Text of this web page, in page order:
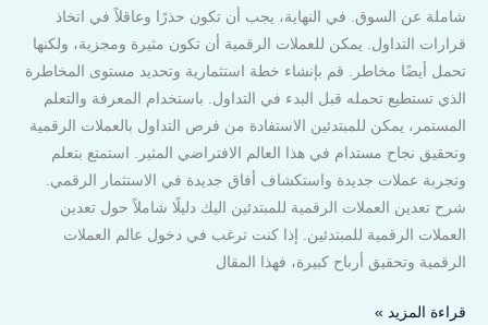
شاملة عن السوق. في النهاية، يجب أن تكون حذرًا وعاقلاً في اتخاذ
قرارات التداول. يمكن للعملات الرقمية أن تكون مثيرة ومجزية، ولكنها
تحمل أيضًا مخاطر. قم بإنشاء خطة استثمارية وتحديد مستوى المخاطرة
الذي تستطيع تحمله قبل البدء في التداول. باستخدام المعرفة والتعلم
المستمر، يمكن للمبتدئين الاستفادة من فرص التداول بالعملات الرقمية
وتحقيق نجاح مستدام في هذا العالم الافتراضي المثير. استمتع بتعلم
وتجربة عملات جديدة واستكشاف أفاق جديدة في الاستثمار الرقمي.
شرح تعدين العملات الرقمية للمبتدئين اليك دليلًا شاملاً حول تعدين
العملات الرقمية للمبتدئين. إذا كنت ترغب في دخول عالم العملات
الرقمية وتحقيق أرباح كبيرة، فهذا المقال
قراءة المزيد »